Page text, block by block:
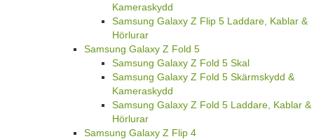
Kameraskydd
Samsung Galaxy Z Flip 5 Laddare, Kablar &
Hörlurar
Samsung Galaxy Z Fold 5
Samsung Galaxy Z Fold 5 Skal
Samsung Galaxy Z Fold 5 Skärmskydd &
Kameraskydd
Samsung Galaxy Z Fold 5 Laddare, Kablar &
Hörlurar
Samsung Galaxy Z Flip 4